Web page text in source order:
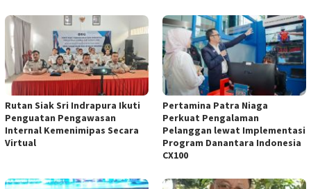
Rutan Siak Sri Indrapura Ikuti
Penguatan Pengawasan
Internal Kemenimipas Secara
Virtual
Pertamina Patra Niaga
Perkuat Pengalaman
Pelanggan lewat Implementasi
Program Danantara Indonesia
CX100